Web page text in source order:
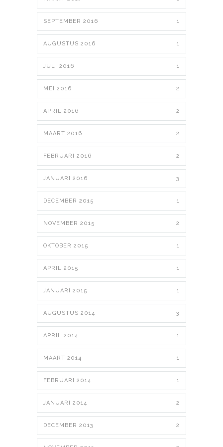
SEPTEMBER 2016 1
AUGUSTUS 2016 1
JULI 2016 1
MEI 2016 2
APRIL 2016 2
MAART 2016 2
FEBRUARI 2016 2
JANUARI 2016 3
DECEMBER 2015 1
NOVEMBER 2015 2
OKTOBER 2015 1
APRIL 2015 1
JANUARI 2015 1
AUGUSTUS 2014 3
APRIL 2014 1
MAART 2014 1
FEBRUARI 2014 1
JANUARI 2014 2
DECEMBER 2013 2